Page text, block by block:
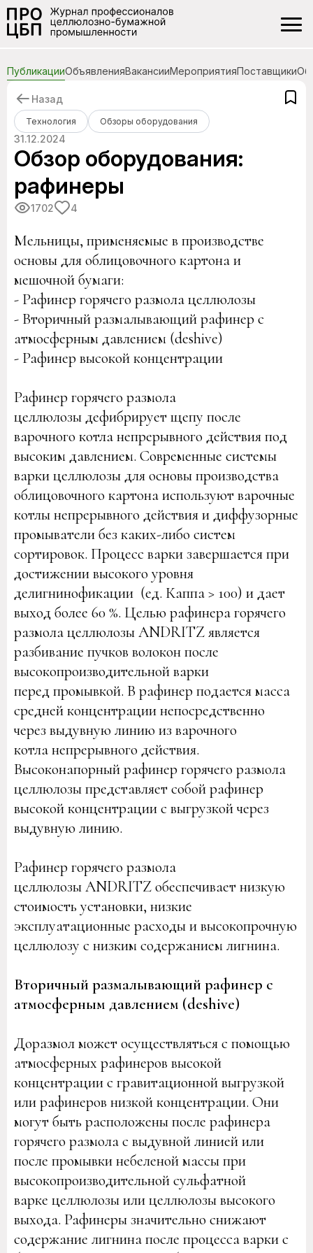
ПубликацииОбъявленияВакансииМероприятияПоставщики
Технология Обзоры оборудования
Назад
31.12.2024
Обзор оборудования:
рафинеры
1702 4
Мельницы, применяемые в производстве
основы для облицовочного картона и
мешочной бумаги:
- Рафинер горячего размола целлюлозы
- Вторичный размалывающий рафинер с
атмосферным давлением (deshive)
- Рафинер высокой концентрации
Рафинер горячего размола
целлюлозы дефибрирует щепу после
варочного котла непрерывного действия под
высоким давлением. Современные системы
варки целлюлозы для основы производства
облицовочного картона используют варочные
котлы непрерывного действия и диффузорные
промыватели без каких-либо систем
сортировок. Процесс варки завершается при
достижении высокого уровня
делигнинофикации (ед. Каппа > 100) и дает
выход более 60 %. Целью рафинера горячего
размола целлюлозы ANDRITZ является
разбивание пучков волокон после
высокопроизводительной варки
перед промывкой. В рафинер подается масса
средней концентрации непосредственно
через выдувную линию из варочного
котла непрерывного действия.
Высоконапорный рафинер горячего размола
целлюлозы представляет собой рафинер
высокой концентрации с выгрузкой через
выдувную линию.
Рафинер горячего размола
целлюлозы ANDRITZ обеспечивает низкую
стоимость установки, низкие
эксплуатационные расходы и высокопрочную
целлюлозу с низким содержанием лигнина.
Вторичный размалывающий рафинер с
атмосферным давлением (deshive)
Доразмол может осуществляться с помощью
атмосферных рафинеров высокой
концентрации с гравитационной выгрузкой
или рафинеров низкой концентрации. Они
могут быть расположены после рафинера
горячего размола с выдувной линией или
после промывки небеленой массы при
высокопроизводительной сульфатной
варке целлюлозы или целлюлозы высокого
выхода. Рафинеры значительно снижают
содержание лигнина после процесса варки с